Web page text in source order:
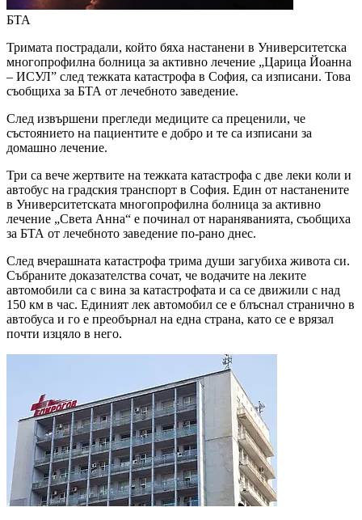
БТА
Тримата пострадали, който бяха настанени в Университетска
многопрофилна болница за активно лечение „Царица Йоанна
– ИСУЛ” след тежката катастрофа в София, са изписани. Това
съобщиха за БТА от лечебното заведение.
След извършени прегледи медиците са преценили, че
състоянието на пациентите е добро и те са изписани за
домашно лечение.
Три са вече жертвите на тежката катастрофа с две леки коли и
автобус на градския транспорт в София. Един от настанените
в Университетската многопрофилна болница за активно
лечение „Света Анна“ е починал от нараняванията, съобщиха
за БТА от лечебното заведение по-рано днес.
След вчерашната катастрофа трима души загубиха живота си.
Събраните доказателства сочат, че водачите на леките
автомобили са с вина за катастрофата и са се движили с над
150 км в час. Единият лек автомобил се е блъснал странично в
автобуса и го е преобърнал на една страна, като се е врязал
почти изцяло в него.